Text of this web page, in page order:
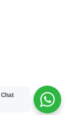
Chat